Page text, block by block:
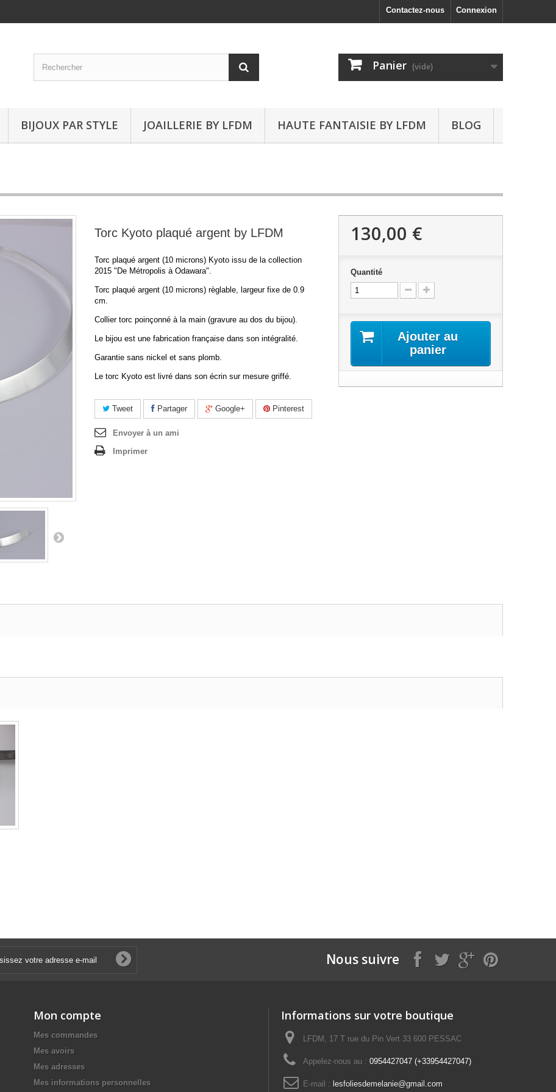
Connexion
Contactez-nous
Panier (vide)
BIJOUX PAR STYLE JOAILLERIE BY LFDM HAUTE FANTAISIE BY LFDM BLOG
Torc Kyoto plaqué argent by LFDM
Torc plaqué argent (10 microns) Kyoto issu de la collection
2015 "De Métropolis à Odawara".
Torc plaqué argent (10 microns) règlable, largeur fixe de 0.9
cm.
Collier torc poinçonné à la main (gravure au dos du bijou).
Le bijou est une fabrication française dans son intégralité.
Garantie sans nickel et sans plomb.
Le torc Kyoto est livré dans son écrin sur mesure griffé.
Tweet Partager Google+ Pinterest
Envoyer à un ami
Imprimer
130,00 €
Quantité
Ajouter au
panier
Nous suivre
Mon compte
Mes commandes
Mes avoirs
Mes adresses
Mes informations personnelles
Informations sur votre boutique
LFDM, 17 T rue du Pin Vert 33 600 PESSAC
Appelez-nous au : 0954427047 (+33954427047)
E-mail : lesfoliesdemelanie@gmail.com